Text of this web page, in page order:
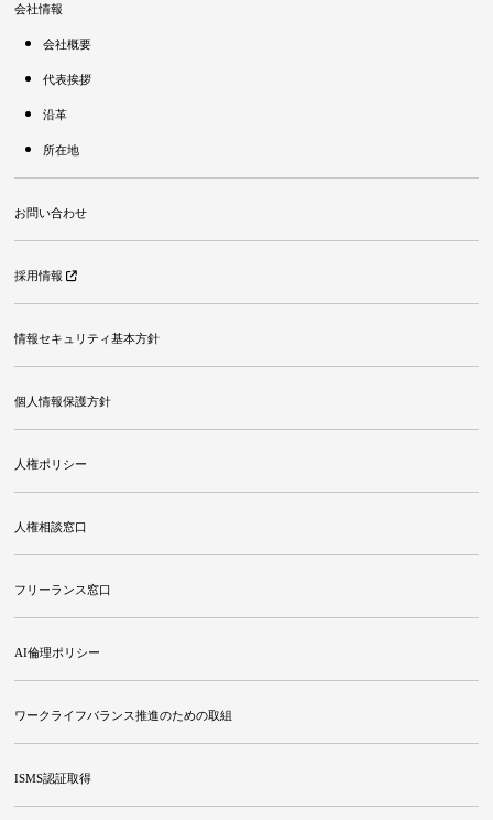
会社情報
会社概要
代表挨拶
沿革
所在地
お問い合わせ
採用情報
情報セキュリティ基本方針
個人情報保護方針
人権ポリシー
人権相談窓口
フリーランス窓口
AI倫理ポリシー
ワークライフバランス推進のための取組
ISMS認証取得